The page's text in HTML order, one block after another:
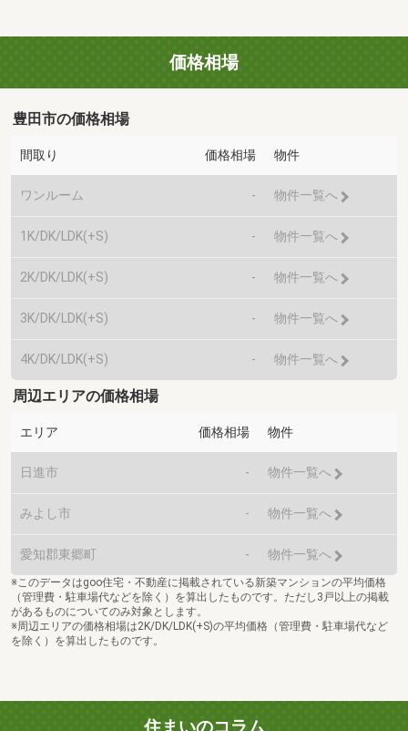
価格相場
豊田市の価格相場
間取り 価格相場 物件
ワンルーム - 物件一覧へ
1K/DK/LDK(+S) - 物件一覧へ
2K/DK/LDK(+S) - 物件一覧へ
3K/DK/LDK(+S) - 物件一覧へ
4K/DK/LDK(+S) - 物件一覧へ
周辺エリアの価格相場
エリア 価格相場 物件
日進市 - 物件一覧へ
みよし市 - 物件一覧へ
愛知郡東郷町 - 物件一覧へ
※このデータはgoo住宅・不動産に掲載されている新築マンションの平均価格
（管理費・駐車場代などを除く）を算出したものです。ただし3戸以上の掲載
があるものについてのみ対象とします。
※周辺エリアの価格相場は2K/DK/LDK(+S)の平均価格（管理費・駐車場代など
を除く）を算出したものです。